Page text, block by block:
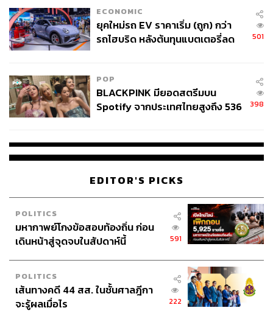
อีกหนึ่งอย่างที่ขอชื่นชมเลยคือฟิตเนส ที่นี่ใช้เครื่องออกกำลัง
กายจาก Technogym ทั้งหมด ทำให้การเข้ายิมไม่น่าเบื่ออีก
ECONOMIC
ยุคใหม่รถ EV ราคาเริ่ม (ถูก) กว่า
รถไฮบริด หลังต้นทุนแบตเตอรี่ลด
501
POP
BLACKPINK มียอดสตรีมบน
Spotify จากประเทศไทยสูงถึง 536
398
EDITOR'S PICKS
POLITICS
มหากาพย์โกงข้อสอบท้องถิ่น ก่อน
เดินหน้าสู่จุดจบในสัปดาห์นี้
591
POLITICS
เส้นทางคดี 44 สส. ในชั้นศาลฎีกา
จะรู้ผลเมื่อไร
222